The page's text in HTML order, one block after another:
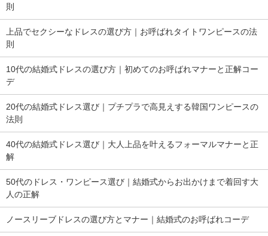
則
上品でセクシーなドレスの選び方｜お呼ばれタイトワンピースの法
則
10代の結婚式ドレスの選び方｜初めてのお呼ばれマナーと正解コー
デ
20代の結婚式ドレス選び｜プチプラで高見えする韓国ワンピースの
法則
40代の結婚式ドレス選び｜大人上品を叶えるフォーマルマナーと正
解
50代のドレス・ワンピース選び｜結婚式からお出かけまで着回す大
人の正解
ノースリーブドレスの選び方とマナー｜結婚式のお呼ばれコーデ